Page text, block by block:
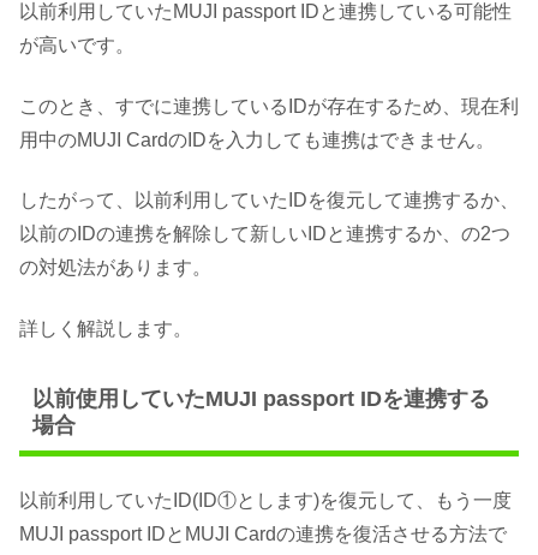
以前利用していたMUJI passport IDと連携している可能性
が高いです。
このとき、すでに連携しているIDが存在するため、現在利
用中のMUJI CardのIDを入力しても連携はできません。
したがって、以前利用していたIDを復元して連携するか、
以前のIDの連携を解除して新しいIDと連携するか、の2つ
の対処法があります。
詳しく解説します。
以前使用していたMUJI passport IDを連携する
場合
以前利用していたID(ID①とします)を復元して、もう一度
MUJI passport IDとMUJI Cardの連携を復活させる方法で